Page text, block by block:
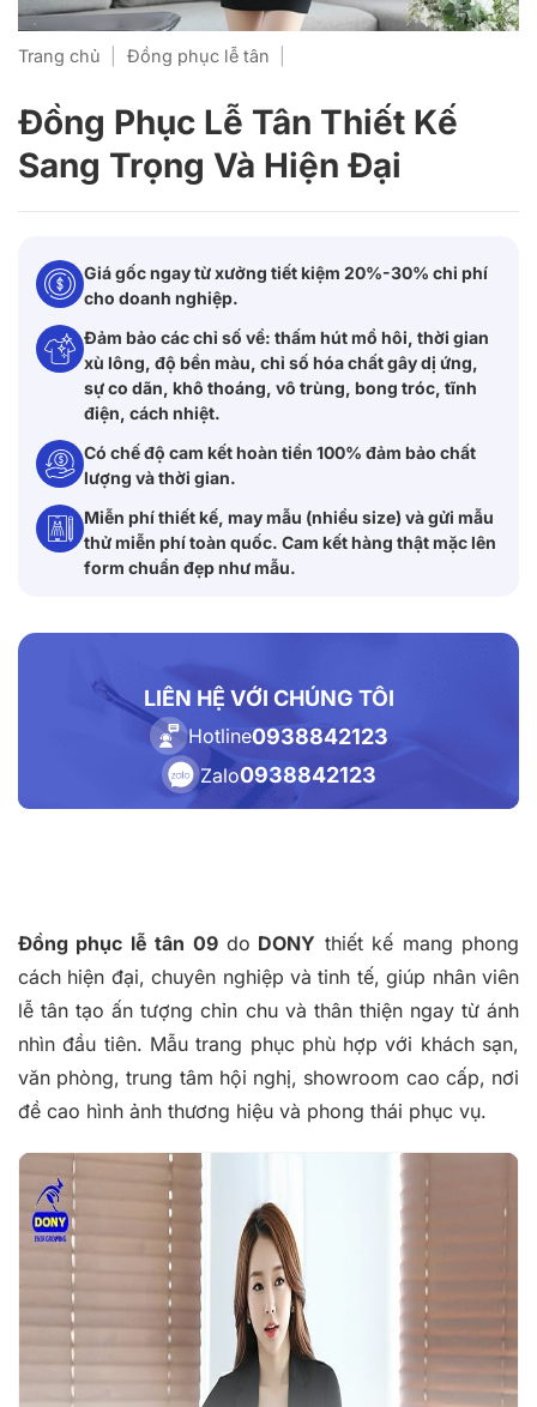
Trang chủ Đồng phục lễ tân
Đồng Phục Lễ Tân Thiết Kế
Sang Trọng Và Hiện Đại
Giá gốc ngay từ xưởng tiết kiệm 20%-30% chi phí
cho doanh nghiệp.
Đảm bảo các chỉ số về: thấm hút mồ hôi, thời gian
xù lông, độ bền màu, chỉ số hóa chất gây dị ứng,
sự co dãn, khô thoáng, vô trùng, bong tróc, tĩnh
điện, cách nhiệt.
Có chế độ cam kết hoàn tiền 100% đảm bảo chất
lượng và thời gian.
Miễn phí thiết kế, may mẫu (nhiều size) và gửi mẫu
thử miễn phí toàn quốc. Cam kết hàng thật mặc lên
form chuẩn đẹp như mẫu.
LIÊN HỆ VỚI CHÚNG TÔI
Hotline0938842123
Zalo0938842123
Đồng phục lễ tân 09do DONY thiết kế mang phong
cách hiện đại, chuyên nghiệp và tinh tế, giúp nhân viên
lễ tân tạo ấn tượng chỉn chu và thân thiện ngay từ ánh
nhìn đầu tiên. Mẫu trang phục phù hợp với khách sạn,
văn phòng, trung tâm hội nghị, showroom cao cấp, nơi
đề cao hình ảnh thương hiệu và phong thái phục vụ.